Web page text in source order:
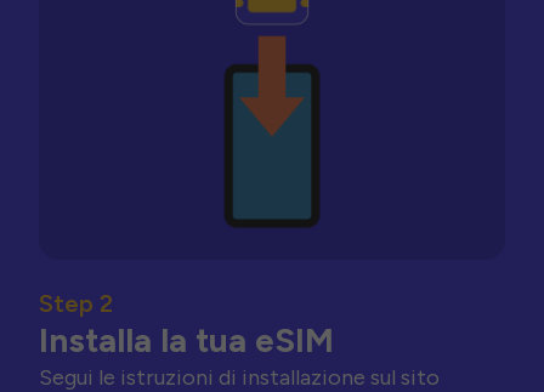
Step 2
Installa la tua eSIM
Segui le istruzioni di installazione sul sito